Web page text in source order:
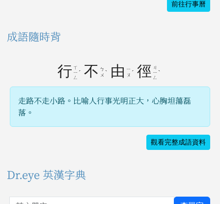
前往行事曆
成語隨時背
行 ㄒ
ㄧ
ㄥ
ˊ 不 ㄅ
ㄨ ˋ 由 ㄧ
ㄡ ˊ 徑 ㄐ
ㄧ
ㄥ
ˋ
走路不走小路。比喻人行事光明正大，心胸坦蕩磊
落。
觀看完整成語資料
Dr.eye 英漢字典
英文單字